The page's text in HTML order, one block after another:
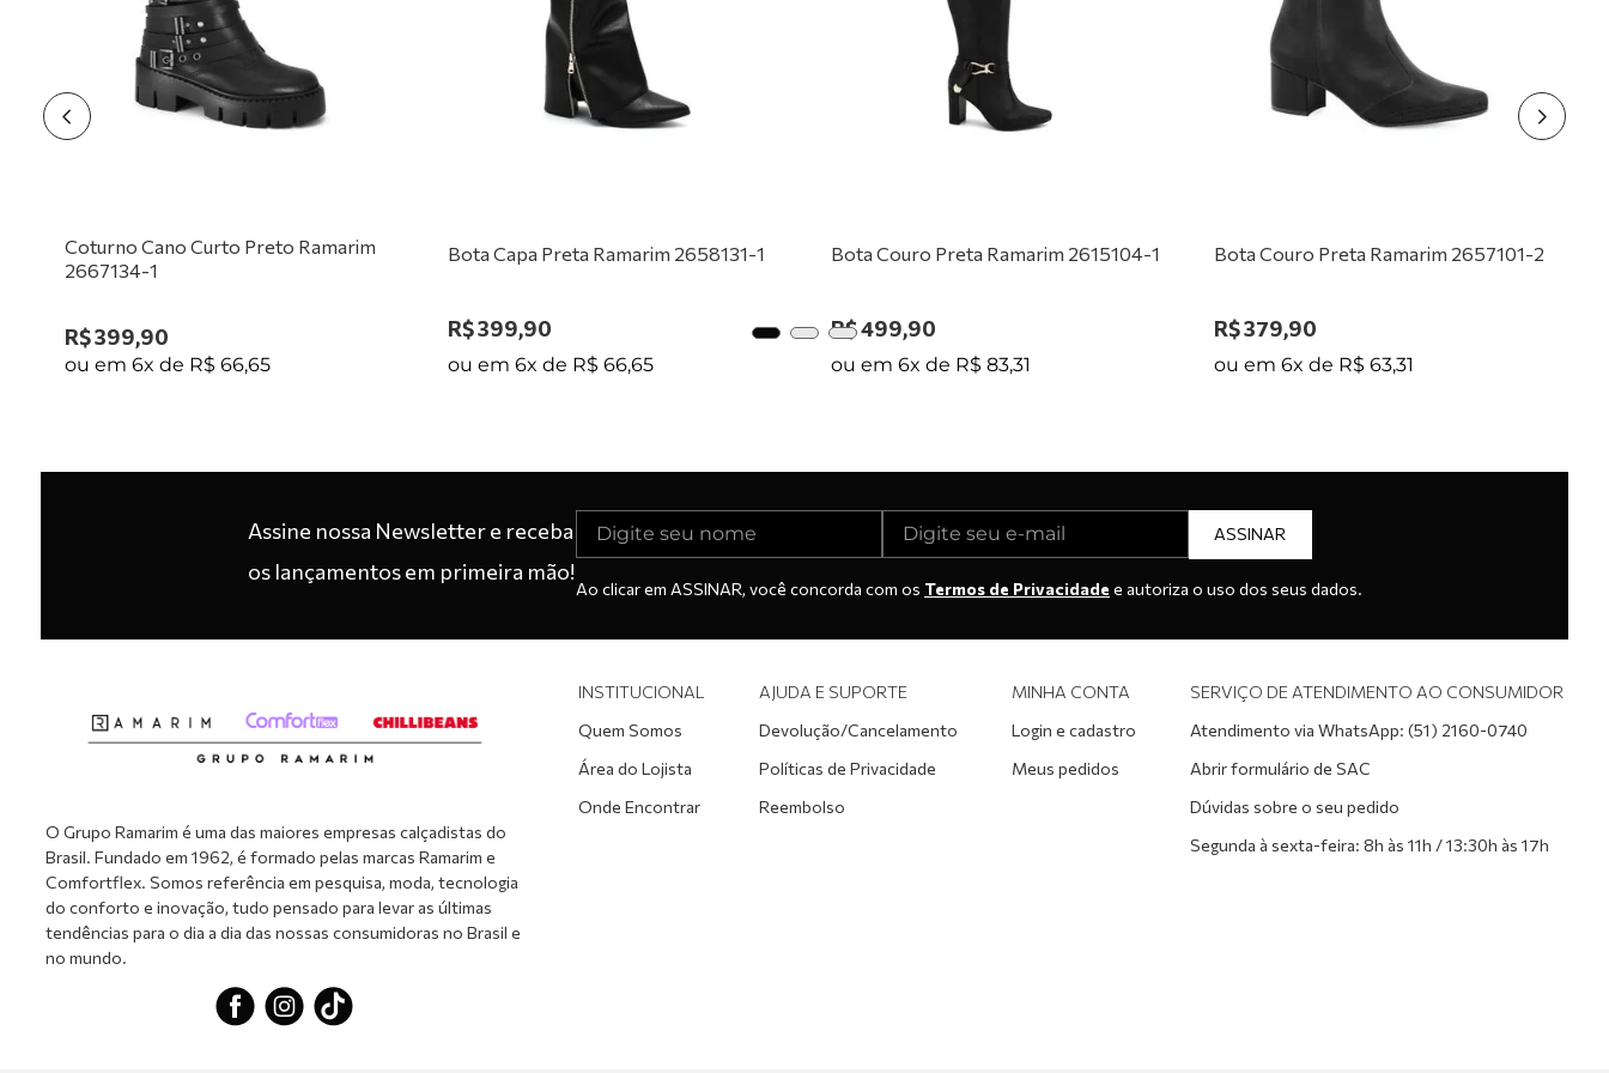
Coturno Cano Curto Preto Ramarim
2667134-1
R$399,90
ou em 6x de R$ 66,65
Bota Capa Preta Ramarim 2658131-1
R$399,90
ou em 6x de R$ 66,65
Bota Couro Preta Ramarim 2615104-1
R$499,90
ou em 6x de R$ 83,31
Bota Couro Preta Ramarim 2657101-2
R$379,90
ou em 6x de R$ 63,31
Assine nossa Newsletter e receba
os lançamentos em primeira mão!
ASSINAR
Ao clicar em ASSINAR, você concorda com os Termos de Privacidade e autoriza o uso dos seus dados.
O Grupo Ramarim é uma das maiores empresas calçadistas do
Brasil. Fundado em 1962, é formado pelas marcas Ramarim e
Comfortflex. Somos referência em pesquisa, moda, tecnologia
do conforto e inovação, tudo pensado para levar as últimas
tendências para o dia a dia das nossas consumidoras no Brasil e
no mundo.
INSTITUCIONAL
Quem Somos
Área do Lojista
Onde Encontrar
AJUDA E SUPORTE
Devolução/Cancelamento
Políticas de Privacidade
Reembolso
MINHA CONTA
Login e cadastro
Meus pedidos
SERVIÇO DE ATENDIMENTO AO CONSUMIDOR
Atendimento via WhatsApp: (51) 2160-0740
Abrir formulário de SAC
Dúvidas sobre o seu pedido
Segunda à sexta-feira: 8h às 11h / 13:30h às 17h
tênis preto